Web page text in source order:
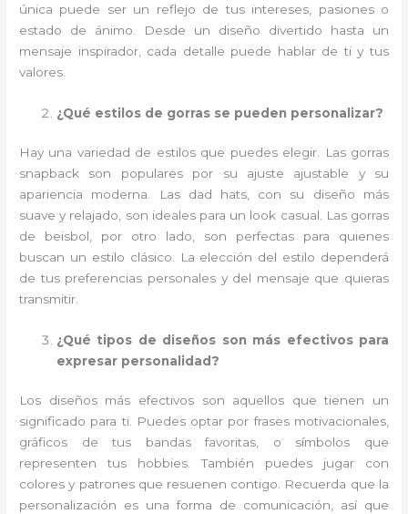
única puede ser un reflejo de tus intereses, pasiones o
estado de ánimo. Desde un diseño divertido hasta un
mensaje inspirador, cada detalle puede hablar de ti y tus
valores.
¿Qué estilos de gorras se pueden personalizar?
Hay una variedad de estilos que puedes elegir. Las gorras
snapback son populares por su ajuste ajustable y su
apariencia moderna. Las dad hats, con su diseño más
suave y relajado, son ideales para un look casual. Las gorras
de beisbol, por otro lado, son perfectas para quienes
buscan un estilo clásico. La elección del estilo dependerá
de tus preferencias personales y del mensaje que quieras
transmitir.
¿Qué tipos de diseños son más efectivos para
expresar personalidad?
Los diseños más efectivos son aquellos que tienen un
significado para ti. Puedes optar por frases motivacionales,
gráficos de tus bandas favoritas, o símbolos que
representen tus hobbies. También puedes jugar con
colores y patrones que resuenen contigo. Recuerda que la
personalización es una forma de comunicación, así que